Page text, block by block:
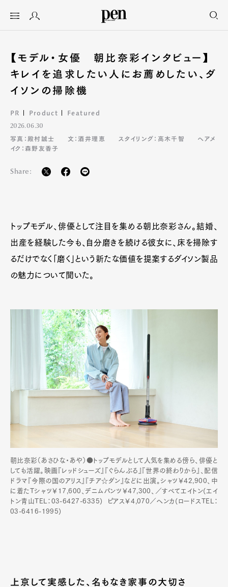
【モデル・女優 朝比奈彩インタビュー】
キレイを追求したい人にお薦めしたい、ダ
イソンの掃除機
PR Product Featured
2026.06.30
写真：殿村誠士
文：酒井理恵 スタイリング：高木千智
ヘアメ
イク：森野友香子
Share:
トップモデル、俳優として注目を集める朝比奈彩さん。結婚、
出産を経験した今も、自分磨きを続ける彼女に、床を掃除す
るだけでなく「磨く」という新たな価値を提案するダイソン製品
の魅力について聞いた。
朝比奈彩（あさひな・あや）●トップモデルとして人気を集める傍ら、俳優と
しても活躍。映画『レッドシューズ』『ぐらんぶる』『世界の終わりから』、配信
ドラマ『今際の国のアリス』『チア☆ダン』などに出演。シャツ￥42,900、中
に着たTシャツ￥17,600、デニムパンツ￥47,300、／すべてエイトン(エイ
トン青山TEL：03-6427-6335) ピアス￥4,070／ヘンカ(ロードスTEL：
03-6416-1995)
上京して実感した、名もなき家事の大切さ